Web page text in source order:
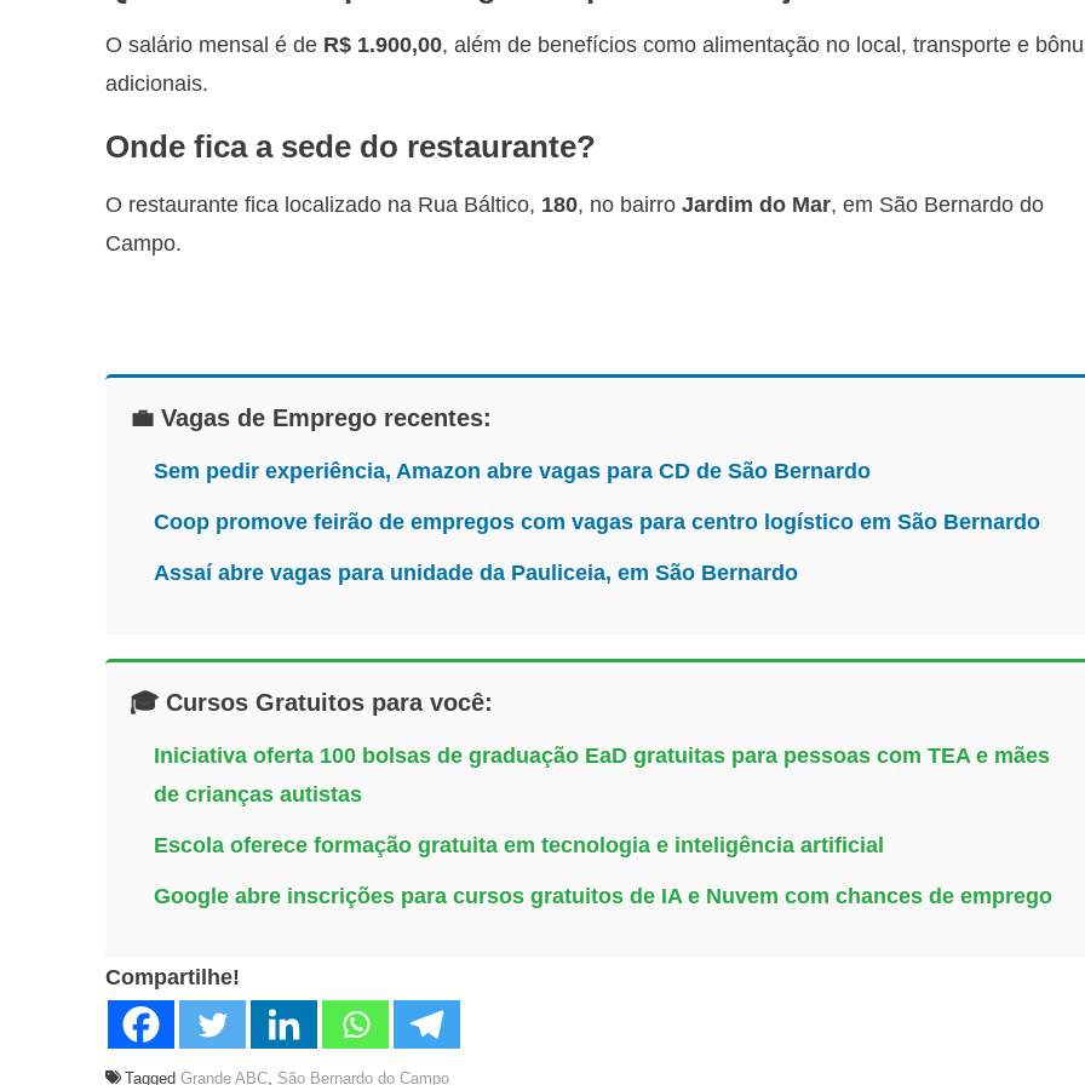
O salário mensal é de R$ 1.900,00, além de benefícios como alimentação no local, transporte e
adicionais.
Onde fica a sede do restaurante?
O restaurante fica localizado na Rua Báltico, 180, no bairro Jardim do Mar, em São Bernardo do
Campo.
💼 Vagas de Emprego recentes:
Sem pedir experiência, Amazon abre vagas para CD de São Bernardo
Coop promove feirão de empregos com vagas para centro logístico em São Bernardo
Assaí abre vagas para unidade da Pauliceia, em São Bernardo
🎓 Cursos Gratuitos para você:
Iniciativa oferta 100 bolsas de graduação EaD gratuitas para pessoas com TEA e mães
de crianças autistas
Escola oferece formação gratuita em tecnologia e inteligência artificial
Google abre inscrições para cursos gratuitos de IA e Nuvem com chances de emprego
Compartilhe!
Tagged Grande ABC, São Bernardo do Campo